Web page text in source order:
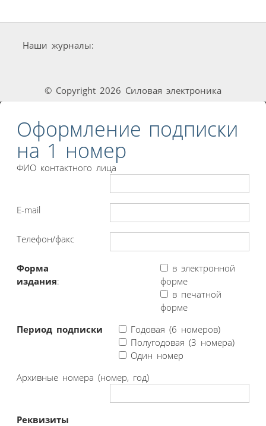
Наши журналы:
© Copyright 2026 Силовая электроника
Оформление подписки
на 1 номер
ФИО контактного лица
E-mail
Телефон/факс
Форма
издания:
в электронной
форме
в печатной
форме
Период подписки
Годовая (6 номеров)
Полугодовая (3 номера)
Один номер
Архивные номера (номер, год)
Реквизиты